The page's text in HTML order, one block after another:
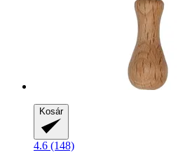
Kosár
4.6 (148)